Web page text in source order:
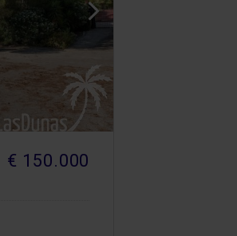
€ 150.000